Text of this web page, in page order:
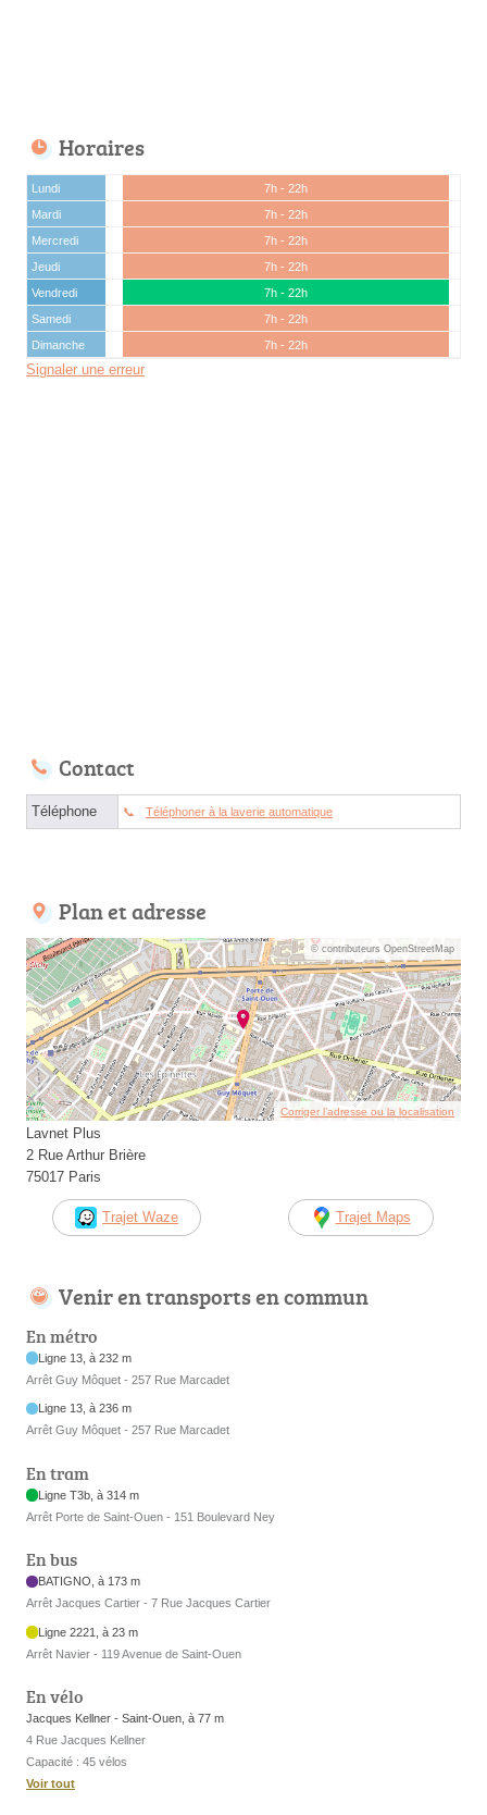
Horaires
Lundi
7h - 22h
Mardi
7h - 22h
Mercredi
7h - 22h
Jeudi
7h - 22h
Vendredi
7h - 22h
Samedi
7h - 22h
Dimanche
7h - 22h
Signaler une erreur
Contact
Téléphone Téléphoner à la laverie automatique
Plan et adresse
© contributeurs OpenStreetMap
Corriger l’adresse ou la localisation
Lavnet Plus
2 Rue Arthur Brière
75017 Paris
Trajet Waze Trajet Maps
Venir en transports en commun
En métro
Ligne 13, à 232 m
Arrêt Guy Môquet - 257 Rue Marcadet
Ligne 13, à 236 m
Arrêt Guy Môquet - 257 Rue Marcadet
En tram
Ligne T3b, à 314 m
Arrêt Porte de Saint-Ouen - 151 Boulevard Ney
En bus
BATIGNO, à 173 m
Arrêt Jacques Cartier - 7 Rue Jacques Cartier
Ligne 2221, à 23 m
Arrêt Navier - 119 Avenue de Saint-Ouen
En vélo
Jacques Kellner - Saint-Ouen, à 77 m
4 Rue Jacques Kellner
Capacité : 45 vélos
Voir tout